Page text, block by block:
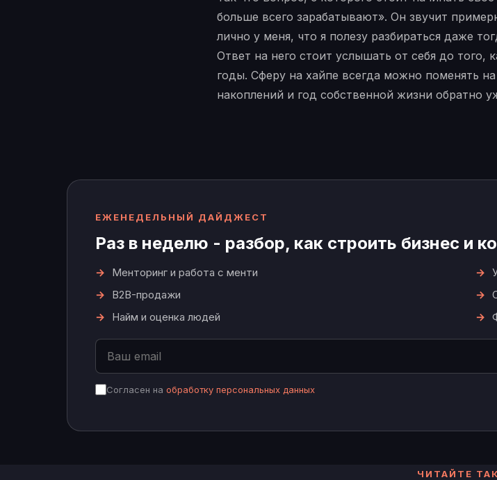
больше всего зарабатывают». Он звучит
лично у меня, что я полезу разбираться даже
Ответ на него стоит услышать от себя до того,
годы. Сферу на хайпе всегда можно поменять
накоплений и год собственной жизни обратно
ЕЖЕНЕДЕЛЬНЫЙ ДАЙДЖЕСТ
Раз в неделю - разбор, как строить бизнес и
Менторинг и работа с менти
B2B-продажи
Найм и оценка людей
Согласен на обработку персональных данных
ЧИТАЙТЕ